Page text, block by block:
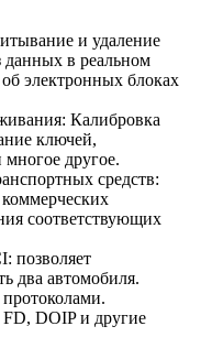
и удаление
данных в реальном
электронных блоках
Калибровка
ключей,
другое.
средств:
соответствующих
позволяет
два автомобиля.
DOIP и другие